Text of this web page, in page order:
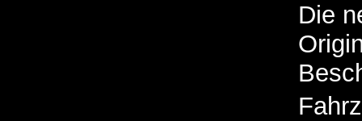
Die